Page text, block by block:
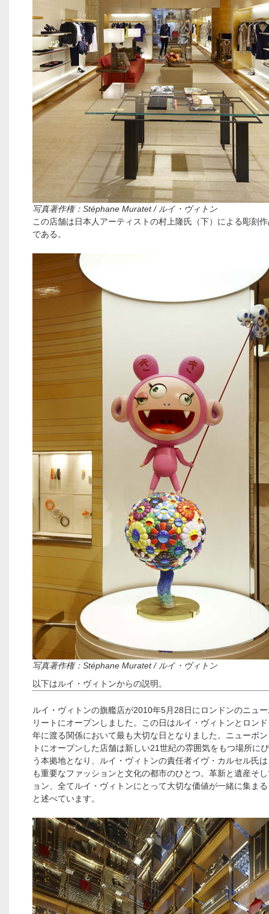
写真著作権：Stéphane Muratet / ルイ・ヴィトン
この店舗は日本人アーティストの村上隆氏（下）による彫刻
である。
写真著作権：Stéphane Muratet / ルイ・ヴィトン
以下はルイ・ヴィトンからの説明。
ルイ・ヴィトンの旗艦店が2010年5月28日にロンドンのニュ
リートにオープンしました。この日はルイ・ヴィトンとロン
年に渡る関係において最も大切な日となりました。ニューボ
トにオープンした店舗は新しい21世紀の雰囲気をもつ場所に
う本拠地となり、ルイ・ヴィトンの責任者イヴ・カルセル氏
も重要なファッションと文化の都市のひとつ。革新と遺産そ
ョン、全てルイ・ヴィトンにとって大切な価値が一緒に集ま
と述べています。